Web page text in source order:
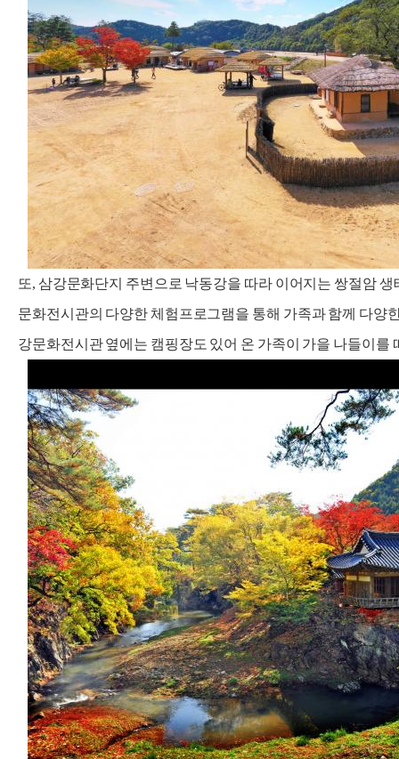
또, 삼강문화단지 주변으로 낙동강을 따라 이어지는 쌍절암
문화전시관의 다양한 체험프로그램을 통해 가족과 함께 다양
강문화전시관 옆에는 캠핑장도 있어 온 가족이 가을 나들이를